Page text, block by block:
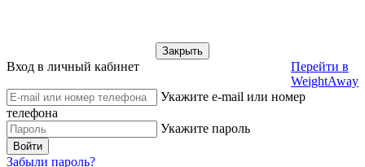
Закрыть
Вход в личный кабинет
Перейти в
WeightAway
Укажите e-mail или номер
телефона
Укажите пароль
Войти
Забыли пароль?